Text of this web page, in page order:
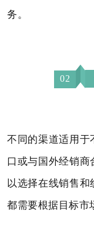
务。
02
不同的渠道适用于
口或与国外经销
以选择在线销售和
都需要根据目标市